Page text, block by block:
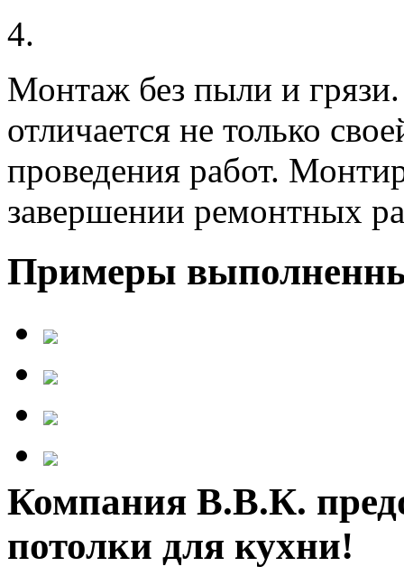
4.
Монтаж без пыли и грязи.
отличается не только
проведения работ.
завершении ремонтных
Примеры
Компания В.В.К.
потолки для кухни!